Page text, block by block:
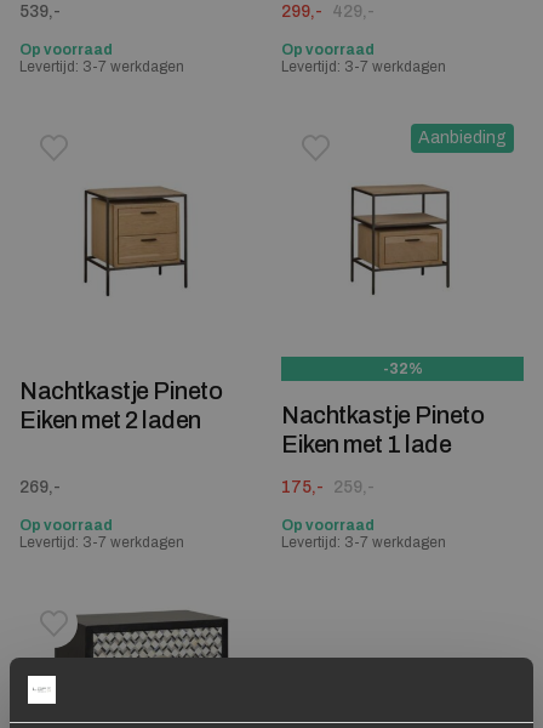
539,-
Op voorraad
Levertijd: 3-7 werkdagen
429,-
Oorspronkelijke prijs was: 429,-.
299,-
Huidige prijs is: 299,-.
Op voorraad
Levertijd: 3-7 werkdagen
Toevoegen aan verlanglijstje
Verwijderen van verlanglijst
Nachtkastje Pineto
Eiken met 2 laden
269,-
Op voorraad
Levertijd: 3-7 werkdagen
Aanbieding
Toevoegen aan
Verwijderen van verlanglijst
-32%
Nachtkastje Pineto
Eiken met 1 lade
259,-
Oorspronkelijke prijs was: 259,-.
175,-
Huidige prijs is: 175,-.
Op voorraad
Levertijd: 3-7 werkdagen
Toevoegen aan verlanglijstje
Verwijderen van verlanglijst